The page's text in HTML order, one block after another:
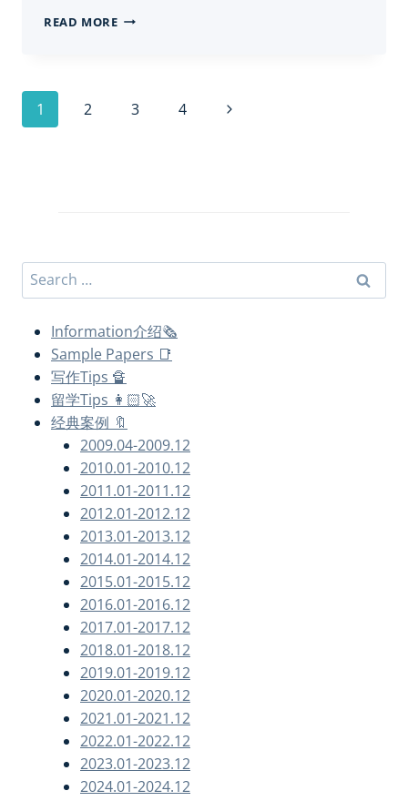
READ MOREESSAY
AND
Page
1 2 3 4
Next
Search
for:
Information介绍🗞
Sample Papers 📑
写作Tips 🔏
留学Tips 👩🏻‍🚀
经典案例 🔖
2009.04-2009.12
2010.01-2010.12
2011.01-2011.12
2012.01-2012.12
2013.01-2013.12
2014.01-2014.12
2015.01-2015.12
2016.01-2016.12
2017.01-2017.12
2018.01-2018.12
2019.01-2019.12
2020.01-2020.12
2021.01-2021.12
2022.01-2022.12
2023.01-2023.12
2024.01-2024.12